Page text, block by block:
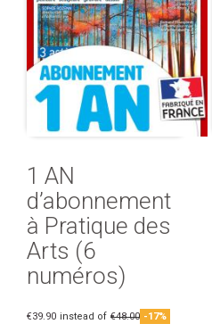
1 AN
d’abonnement
à Pratique des
Arts (6
numéros)
€39.90 instead of €48.00 -17%